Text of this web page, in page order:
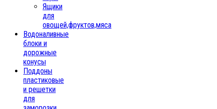
Ящики
для
овощей,фруктов,мяса
Водоналивные
блоки и
дорожные
конусы
Поддоны
пластиковые
и решетки
для